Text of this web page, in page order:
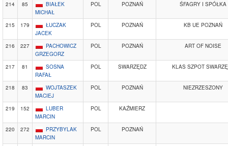
214 85
BIAŁEK
MICHAŁ
POL POZNAŃ ŚFAGRY I SPÓŁKA
215 179
ŁUCZAK
JACEK
POL POZNAŃ KB UE POZNAŃ
216 227
PACHOWICZ
GRZEGORZ
POL POZNAŃ ART OF NOISE
217 81
SOSNA
RAFAŁ
POL SWARZĘDZ KLAS SZPOT
218 83
WOJTASZEK
MACIEJ
POL POZNAŃ NIEZRZESZONY
219 152
LUBER
MARCIN
POL KAŹMIERZ
220 272
PRZYBYLAK
MARCIN
POL POZNAŃ